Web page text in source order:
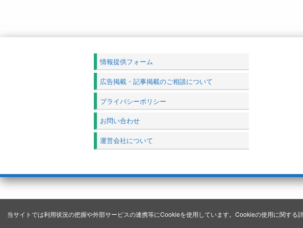
当サイトでは利用状況の把握や外部サービスの連携等にCookieを使用しています。Cookieの使用に関する
情報提供フォーム
広告掲載・記事掲載のご相談について
プライバシーポリシー
お問い合わせ
運営会社について